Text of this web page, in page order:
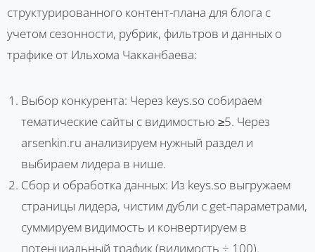
структурированного контент-плана для блога с
учетом сезонности, рубрик, фильтров и данных о
трафике от Ильхома Чакканбаева:
Выбор конкурента: Через keys.so собираем
тематические сайты с видимостью ≥5. Через
arsenkin.ru анализируем нужный раздел и
выбираем лидера в нише.
Сбор и обработка данных: Из keys.so выгружаем
страницы лидера, чистим дубли с get-параметрами,
суммируем видимость и конвертируем в
потенциальный трафик (видимость ÷ 100).